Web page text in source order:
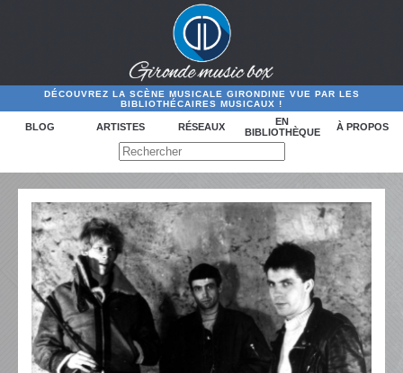
DÉCOUVREZ LA SCÈNE MUSICALE GIRONDINE VUE PAR LES
BIBLIOTHÉCAIRES MUSICAUX !
BLOG ARTISTES RÉSEAUX
EN
BIBLIOTHÈQUE
À PROPOS